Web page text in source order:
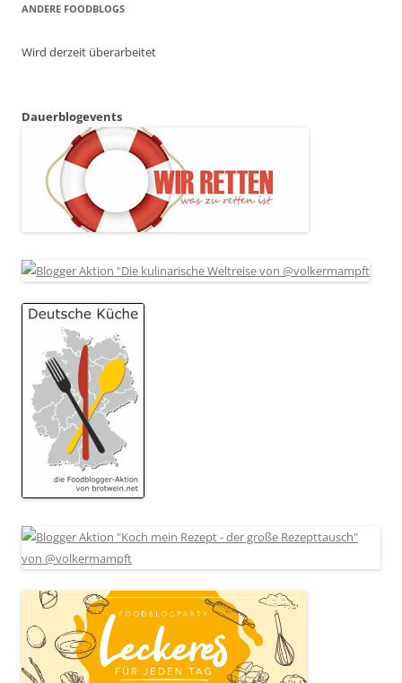
ANDERE FOODBLOGS
Wird derzeit überarbeitet
Dauerblogevents